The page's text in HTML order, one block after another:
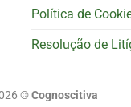
Política de
Resolução de
©Cognoscitiva